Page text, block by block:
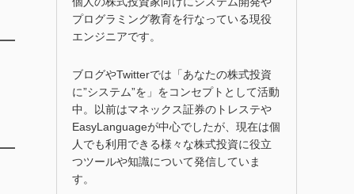
プログラミング教育を行なっている現役
エンジニアです。
ブログやTwitterでは「あなたの株式投資
に”システム”を」をコンセプトとして活動
中。以前はマネックス証券のトレステや
EasyLanguageが中心でしたが、現在は個
人でも利用できる様々な株式投資に役立
つツールや知識について発信していま
す。